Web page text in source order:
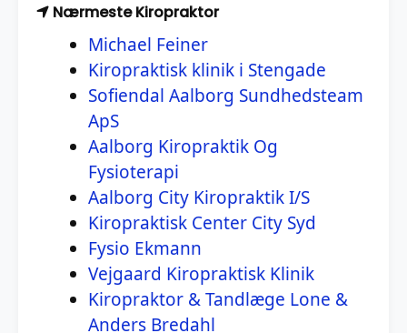
Nærmeste Kiropraktor
Michael Feiner
Kiropraktisk klinik i Stengade
Sofiendal Aalborg Sundhedsteam
ApS
Aalborg Kiropraktik Og
Fysioterapi
Aalborg City Kiropraktik I/S
Kiropraktisk Center City Syd
Fysio Ekmann
Vejgaard Kiropraktisk Klinik
Kiropraktor & Tandlæge Lone &
Anders Bredahl